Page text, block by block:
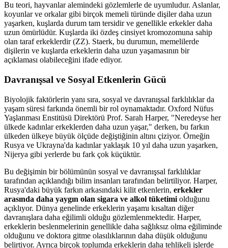
Bu teori, hayvanlar alemindeki gözlemlerle de uyumludur. Aslanlar,
koyunlar ve orkalar gibi birçok memeli türünde dişiler daha uzun
yaşarken, kuşlarda durum tam tersidir ve genellikle erkekler daha
uzun ömürlüdür. Kuşlarda iki özdeş cinsiyet kromozomuna sahip
olan taraf erkeklerdir (ZZ). Staerk, bu durumun, memelilerde
dişilerin ve kuşlarda erkeklerin daha uzun yaşamasının bir
açıklaması olabileceğini ifade ediyor.
Davranışsal ve Sosyal Etkenlerin Gücü
Biyolojik faktörlerin yanı sıra, sosyal ve davranışsal farklılıklar da
yaşam süresi farkında önemli bir rol oynamaktadır. Oxford Nüfus
Yaşlanması Enstitüsü Direktörü Prof. Sarah Harper, "Neredeyse her
ülkede kadınlar erkeklerden daha uzun yaşar," derken, bu farkın
ülkeden ülkeye büyük ölçüde değiştiğinin altını çiziyor. Örneğin
Rusya ve Ukrayna'da kadınlar yaklaşık 10 yıl daha uzun yaşarken,
Nijerya gibi yerlerde bu fark çok küçüktür.
Bu değişimin bir bölümünün sosyal ve davranışsal farklılıklar
tarafından açıklandığı bilim insanları tarafından belirtiliyor. Harper,
Rusya'daki büyük farkın arkasındaki kilit etkenlerin, erkekler
arasında daha yaygın olan sigara ve alkol tüketimi olduğunu
açıklıyor. Dünya genelinde erkeklerin yaşamı kısaltan diğer
davranışlara daha eğilimli olduğu gözlemlenmektedir. Harper,
erkeklerin beslenmelerinin genellikle daha sağlıksız olma eğiliminde
olduğunu ve doktora gitme olasılıklarının daha düşük olduğunu
belirtiyor. Ayrıca birçok toplumda erkeklerin daha tehlikeli işlerde